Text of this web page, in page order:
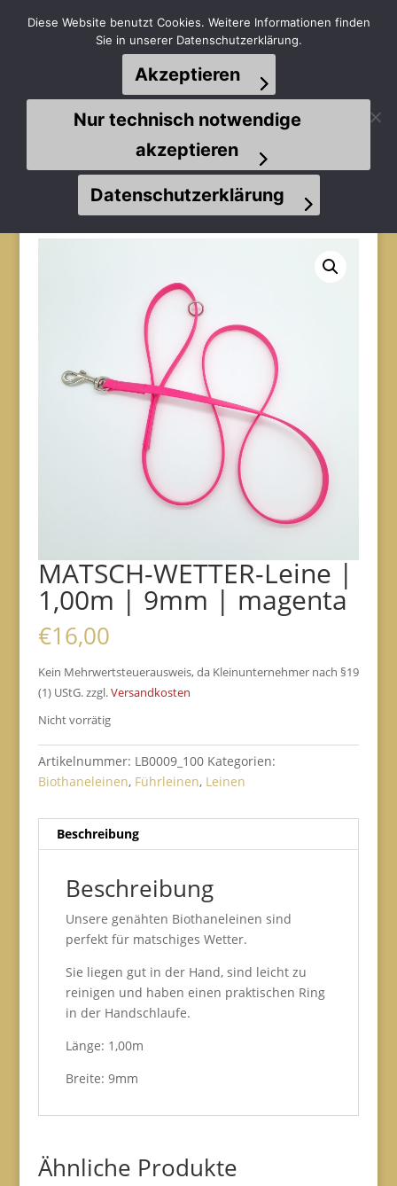
Seite wählen
Leinen/Führleinen/Biothaneleinen
/ MATSCH-
WETTER-Leine | 1,00m | 9mm | magenta
MATSCH-WETTER-Leine |
1,00m | 9mm | magenta
€16,00
Kein Mehrwertsteuerausweis, da Kleinunternehmer nach §19
(1) UStG. zzgl.Versandkosten
Nicht vorrätig
Artikelnummer: LB0009_100 Kategorien:
Biothaneleinen, Führleinen, Leinen
Beschreibung
Beschreibung
Unsere genähten Biothaneleinen sind
perfekt für matschiges Wetter.
Sie liegen gut in der Hand, sind leicht zu
reinigen und haben einen praktischen Ring
in der Handschlaufe.
Länge: 1,00m
Breite: 9mm
Ähnliche Produkte
Diese Website benutzt Cookies. Weitere Informationen finden
Sie in unserer Datenschutzerklärung.
Akzeptieren
Nur technisch notwendige
akzeptieren
Datenschutzerklärung